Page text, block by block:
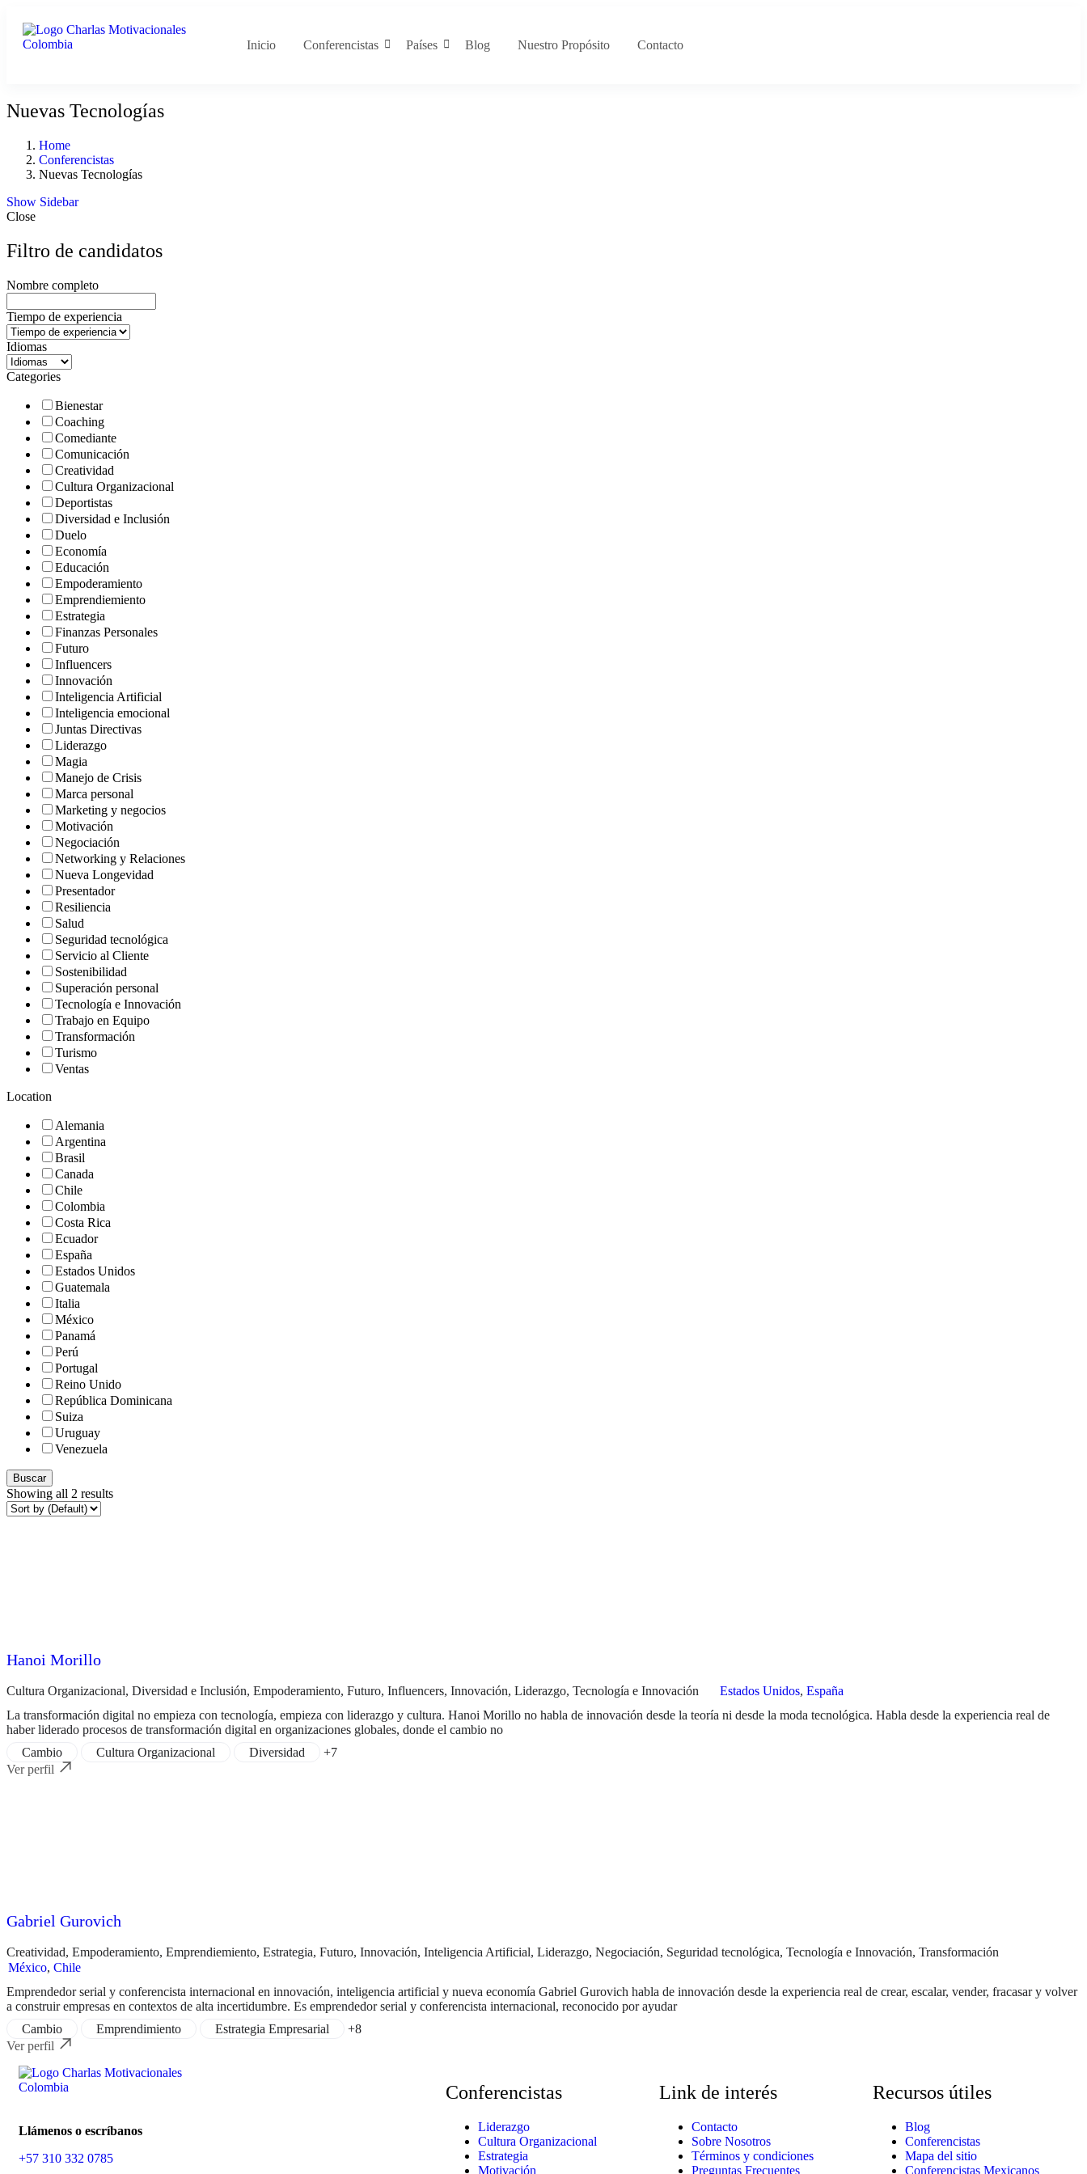
Inicio Conferencistas Países Blog Nuestro Propósito Contacto
Nuevas Tecnologías
Home
Conferencistas
Nuevas Tecnologías
Show Sidebar
Close
Filtro de candidatos
Nombre completo
Tiempo de experiencia
Idiomas
Categories
Bienestar
Coaching
Comediante
Comunicación
Creatividad
Cultura Organizacional
Deportistas
Diversidad e Inclusión
Duelo
Economía
Educación
Empoderamiento
Emprendiemiento
Estrategia
Finanzas Personales
Futuro
Influencers
Innovación
Inteligencia Artificial
Inteligencia emocional
Juntas Directivas
Liderazgo
Magia
Manejo de Crisis
Marca personal
Marketing y negocios
Motivación
Negociación
Networking y Relaciones
Nueva Longevidad
Presentador
Resiliencia
Salud
Seguridad tecnológica
Servicio al Cliente
Sostenibilidad
Superación personal
Tecnología e Innovación
Trabajo en Equipo
Transformación
Turismo
Ventas
Location
Alemania
Argentina
Brasil
Canada
Chile
Colombia
Costa Rica
Ecuador
España
Estados Unidos
Guatemala
Italia
México
Panamá
Perú
Portugal
Reino Unido
República Dominicana
Suiza
Uruguay
Venezuela
Buscar
Showing all 2 results
Hanoi Morillo
Cultura Organizacional, Diversidad e Inclusión, Empoderamiento, Futuro, Influencers, Innovación, Liderazgo, Tecnología e Innovación Estados Unidos, España
La transformación digital no empieza con tecnología, empieza con liderazgo y cultura. Hanoi Morillo no habla de innovación desde la teoría ni desde la moda tecnológica. Habla desde la experiencia real de
haber liderado procesos de transformación digital en organizaciones globales, donde el cambio no
Cambio
Cultura Organizacional Diversidad
+7
Ver perfil
Gabriel Gurovich
Creatividad, Empoderamiento, Emprendiemiento, Estrategia, Futuro, Innovación, Inteligencia Artificial, Liderazgo, Negociación, Seguridad tecnológica, Tecnología e Innovación, Transformación
México, Chile
Emprendedor serial y conferencista internacional en innovación, inteligencia artificial y nueva economía Gabriel Gurovich habla de innovación desde la experiencia real de crear, escalar, vender, fracasar y volver
a construir empresas en contextos de alta incertidumbre. Es emprendedor serial y conferencista internacional, reconocido por ayudar
Cambio
Emprendimiento Estrategia Empresarial
+8
Ver perfil
Llámenos o escríbanos
+57 310 332 0785
Conferencistas
Liderazgo
Cultura Organizacional
Estrategia
Motivación
Link de interés
Contacto
Sobre Nosotros
Términos y condiciones
Preguntas Frecuentes
Recursos útiles
Blog
Conferencistas
Mapa del sitio
Conferencistas Mexicanos